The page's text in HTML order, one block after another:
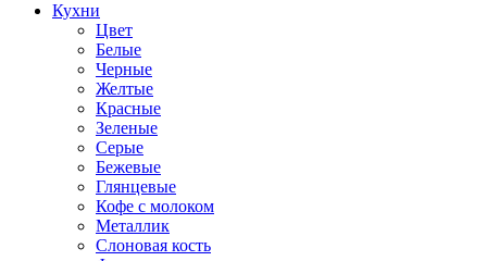
Кухни
Цвет
Белые
Черные
Желтые
Красные
Зеленые
Серые
Бежевые
Глянцевые
Кофе с молоком
Металлик
Слоновая кость